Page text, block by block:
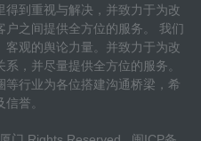
到重视与解决，并致力于为改
之间提供全方位的服务。 我们
观的舆论力量。并致力于为改
，并尽量提供全方位的服务。
行业为各位搭建沟通桥梁，希
誉。